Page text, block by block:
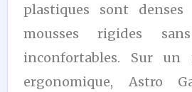
plastiques sont
mousses rigides
inconfortables. Sur un
ergonomique, Astro